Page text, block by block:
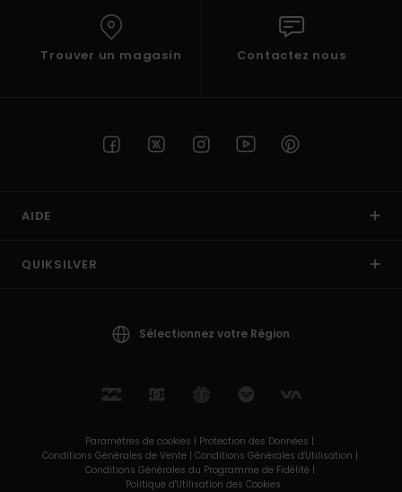
Trouver un magasin Contactez nous
AIDE
QUIKSILVER
Sélectionnez votre Région
Paramètres de cookies | Protection des Données |
Conditions Générales de Vente | Conditions Générales d'Utilisation |
Conditions Générales du Programme de Fidélité |
Politique d'Utilisation des Cookies